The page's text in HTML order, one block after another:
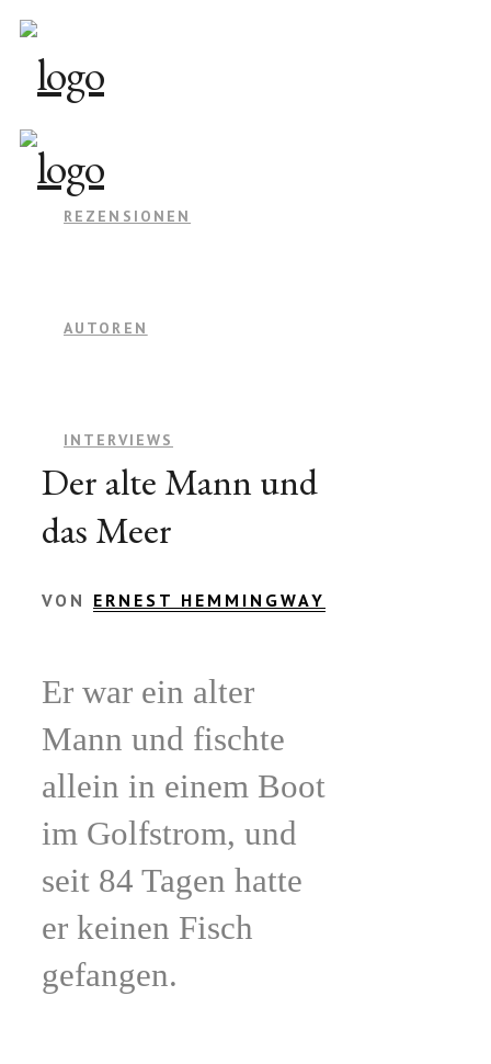
REZENSIONEN
AUTOREN
INTERVIEWS
Der alte Mann und
das Meer
VON ERNEST HEMMINGWAY
Er war ein alter
Mann und fischte
allein in einem Boot
im Golfstrom, und
seit 84 Tagen hatte
er keinen Fisch
gefangen.